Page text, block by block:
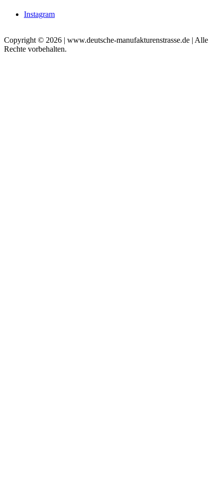
Instagram
Copyright © 2026 | www.deutsche-manufakturenstrasse.de | Alle
Rechte vorbehalten.